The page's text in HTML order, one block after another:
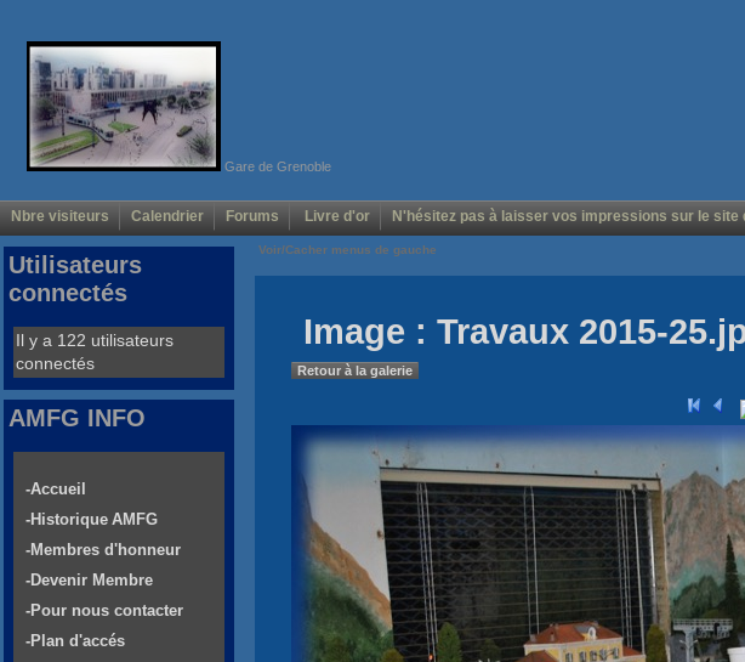
Gare de Grenoble
Nbre visiteurs Calendrier Forums Livre d'or N'hésitez pas à laisser vos impressions sur le site
Voir/Cacher menus de gauche
Image : Travaux 2015-
Retour à la galerie
Utilisateurs
connectés
Il y a 122 utilisateurs
connectés
AMFG INFO
-Accueil
-Historique AMFG
-Membres d'honneur
-Devenir Membre
-Pour nous contacter
-Plan d'accés